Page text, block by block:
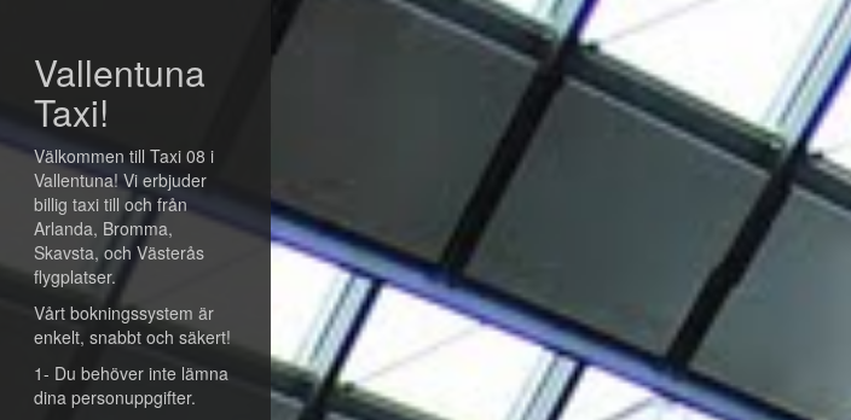
Vallentuna
Taxi!
Välkommen till Taxi 08 i
Vallentuna! Vi erbjuder
billig taxi till och från
Arlanda, Bromma,
Skavsta, och Västerås
flygplatser.
Vårt bokningssystem är
enkelt, snabbt och säkert!
1- Du behöver inte lämna
dina personuppgifter.